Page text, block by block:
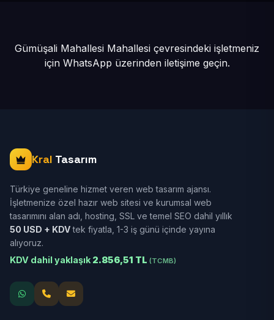
Gümüşali Mahallesi Mahallesi çevresindeki işletmeniz
için WhatsApp üzerinden iletişime geçin.
Kral Tasarım
Türkiye geneline hizmet veren web tasarım ajansı.
İşletmenize özel hazır web sitesi ve kurumsal web
tasarımını alan adı, hosting, SSL ve temel SEO dahil yıllık
50 USD + KDVtek fiyatla, 1-3 iş günü içinde yayına
alıyoruz.
KDV dahil yaklaşık 2.856,51 TL (TCMB)